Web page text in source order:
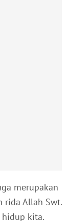
merupakan
rida Allah Swt.
hidup kita.